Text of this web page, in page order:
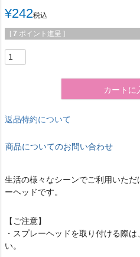
¥242税込
[ 7 ポイント進呈 ]
カートに
返品特約について
商品についてのお問い合わせ
生活の様々なシーンでご利用いた
ーヘッドです。
【ご注意】
・スプレーヘッドを取り付ける際
い。